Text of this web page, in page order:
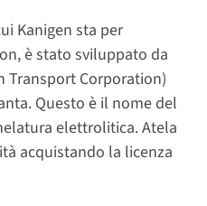
Kanigen sta per
è stato sviluppato da
Transport Corporation)
Questo è il nome del
elettrolitica. Atela
acquistando la licenza